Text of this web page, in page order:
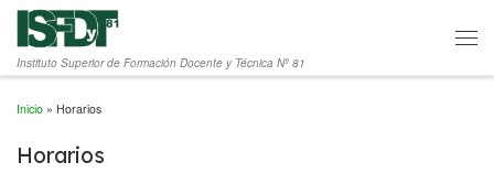
Saltar al contenido
Instituto Superior de Formación Docente y Técnica Nº 81
Inicio » Horarios
Horarios